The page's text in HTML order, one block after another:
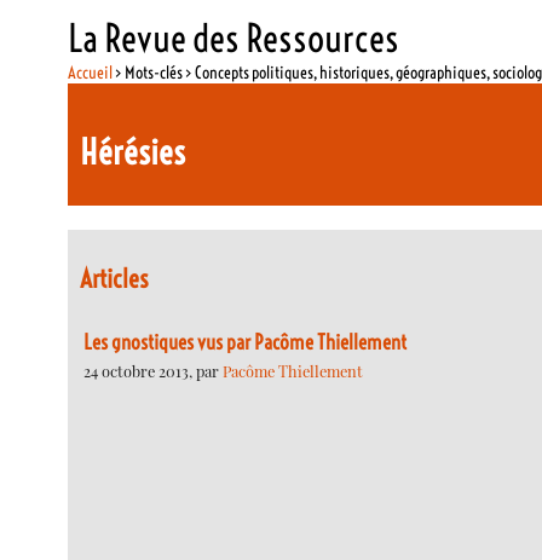
La Revue des Ressources
Accueil> Mots-clés > Concepts politiques, historiques, géographiques,
Hérésies
Articles
Les gnostiques vus par Pacôme Thiellement
24 octobre 2013, parPacôme Thiellement